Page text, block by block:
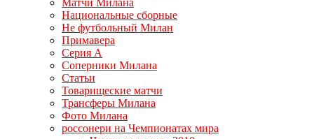
Матчи Милана
Национальные сборные
Не футбольный Милан
Примавера
Серия А
Соперники Милана
Статьи
Товарищеские матчи
Трансферы Милана
Фото Милана
россонери на Чемпионатах мира